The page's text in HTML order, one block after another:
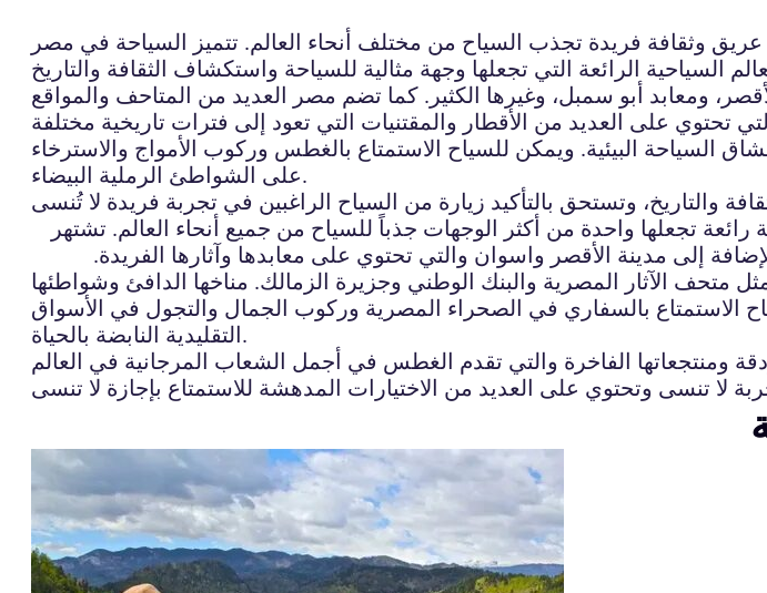
وثقافة فريدة تجذب السياح من مختلف أنحاء العالم. تتميز السياحة في مصر
ومعابد أبو سمبل، وغيرها الكثير. كما تضم مصر العديد من المتاحف والمواقع
البيئية. ويمكن للسياح الاستمتاع بالغطس وركوب الأمواج والاسترخاء
على الشواطئ الرملية البيضاء.
تجعلها واحدة من أكثر الوجهات جذباً للسياح من جميع أنحاء العالم. تشتهر
إلى مدينة الأقصر واسوان والتي تحتوي على معابدها وآثارها الفريدة.
متحف الآثار المصرية والبنك الوطني وجزيرة الزمالك. مناخها الدافئ وشواطئها
الاستمتاع بالسفاري في الصحراء المصرية وركوب الجمال والتجول في الأسواق
التقليدية النابضة بالحياة.